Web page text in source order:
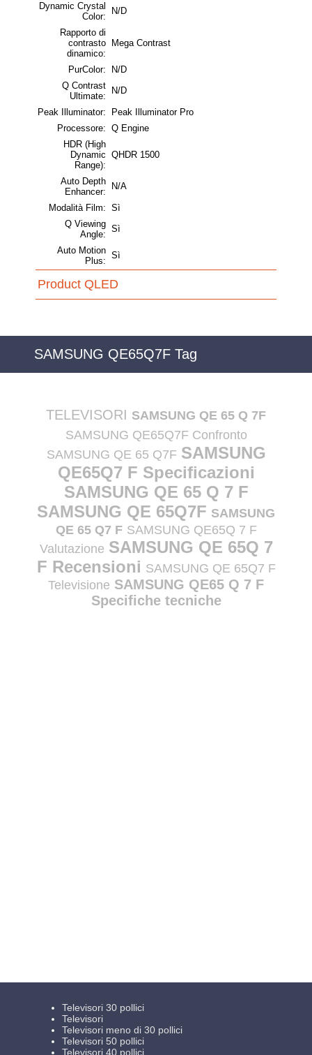
Dynamic Crystal
Color:
N/D
Rapporto di
contrasto
dinamico:
Mega Contrast
PurColor:
N/D
Q Contrast
Ultimate:
N/D
Peak Illuminator:
Peak Illuminator Pro
Processore: Q Engine
HDR (High
Dynamic
Range):
QHDR 1500
Auto Depth
Enhancer:
N/A
Modalità Film: Sì
Q Viewing
Angle:
Sì
Auto Motion
Plus:
Sì
Product QLED
SAMSUNG QE65Q7F Tag
TELEVISORI SAMSUNG QE 65 Q 7F
SAMSUNG QE65Q7F Confronto
SAMSUNG QE 65 Q7F SAMSUNG
QE65Q7 F Specificazioni
SAMSUNG QE 65 Q 7 F
SAMSUNG QE 65Q7F SAMSUNG
QE 65 Q7 F SAMSUNG QE65Q 7 F
Valutazione SAMSUNG QE 65Q 7
F Recensioni SAMSUNG QE 65Q7 F
Televisione SAMSUNG QE65 Q 7 F
Specifiche tecniche
Televisori 30 pollici
Televisori
Televisori meno di 30 pollici
Televisori 50 pollici
Televisori 40 pollici